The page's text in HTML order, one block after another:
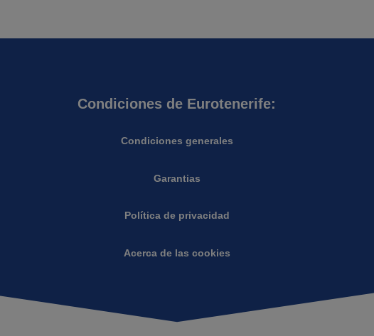
Condiciones de Eurotenerife:
Condiciones generales
Garantias
Política de privacidad
Acerca de las cookies